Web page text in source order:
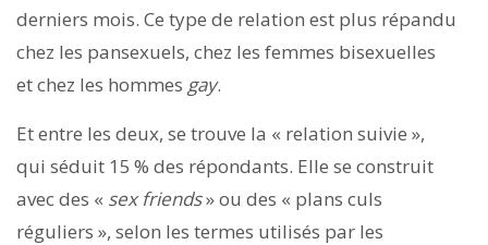
derniers mois. Ce type de relation est plus répandu
chez les pansexuels, chez les femmes bisexuelles
et chez les hommes gay.
Et entre les deux, se trouve la « relation suivie »,
qui séduit 15 % des répondants. Elle se construit
avec des « sex friends» ou des « plans culs
réguliers », selon les termes utilisés par les